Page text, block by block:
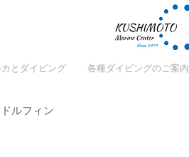
とダイビング 各種ダイビングのご案内
ドルフィン